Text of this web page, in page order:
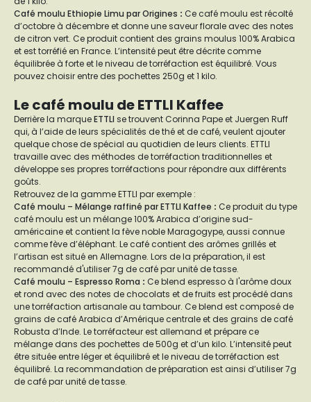
Café moulu Ethiopie Limu par Origines : Ce café moulu est récolté
d’octobre à décembre et donne une saveur florale avec des notes
de citron vert. Ce produit contient des grains moulus 100% Arabica
et est torréfié en France. L’intensité peut être décrite comme
équilibrée à forte et le niveau de torréfaction est équilibré. Vous
pouvez choisir entre des pochettes 250g et 1 kilo.
Le café moulu de ETTLI Kaffee
Derrière la marqueETTLI se trouvent Corinna Pape et Juergen Ruff
qui, à l’aide de leurs spécialités de thé et de café, veulent ajouter
quelque chose de spécial au quotidien de leurs clients. ETTLI
travaille avec des méthodes de torréfaction traditionnelles et
développe ses propres torréfactions pour répondre aux différents
goûts.
Retrouvez de la gamme ETTLI par exemple :
Café moulu – Mélange raffiné par ETTLI Kaffee : Ce produit du type
café moulu est un mélange 100% Arabica d’origine sud-
américaine et contient la fève noble Maragogype, aussi connue
comme fève d’éléphant. Le café contient des arômes grillés et
l’artisan est situé en Allemagne. Lors de la préparation, il est
recommandé d'utiliser 7g de café par unité de tasse.
Café moulu – Espresso Roma : Ce blend espresso à l'arôme doux
et rond avec des notes de chocolats et de fruits est procédé dans
une torréfaction artisanale au tambour. Ce blend est composé de
grains de café Arabica d’Amérique centrale et des grains de café
Robusta d’Inde. Le torréfacteur est allemand et prépare ce
mélange dans des pochettes de 500g et d’un kilo. L’intensité peut
être située entre léger et équilibré et le niveau de torréfaction est
équilibré. La recommandation de préparation est ainsi d’utiliser 7g
de café par unité de tasse.